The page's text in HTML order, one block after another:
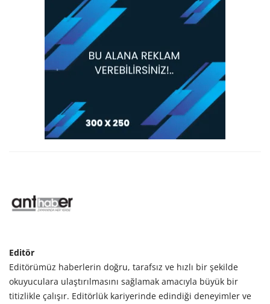
Editör
Editörümüz haberlerin doğru, tarafsız ve hızlı bir şekilde
okuyuculara ulaştırılmasını sağlamak amacıyla büyük bir
titizlikle çalışır. Editörlük kariyerinde edindiği deneyimler ve